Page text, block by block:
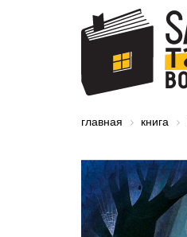
малышам и
дошкольникам
главная книга